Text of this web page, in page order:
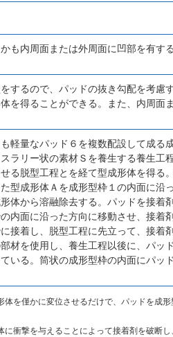
も内周面または外周面に凹部を有す
するので、パッドの抜き勾配を考慮
を得ることができる。また、内周
軽量なパッド６を複数配設して成る
ラリー状の素材Ｓを養生する養生工
る脱型工程とを経て型成形体を得る
型成形体Ａを成形型枠１の内面に沿
体から溶融除去する。パッドを接着
内面に沿った方向に移動させ、接着
接着し、脱型工程に先立って、接着
材を使用し、養生工程以後に、パッ
いる。筒状の成形型枠の内面にパ
体を僅かに変位させるだけで、パッドを成
に衝撃を与えることによって接着剤を破断